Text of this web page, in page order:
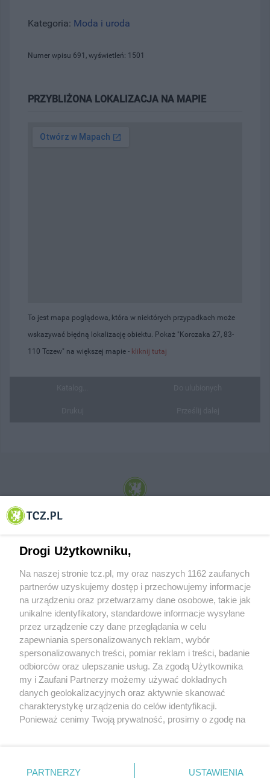
Kategoria: Moda i uroda
Numer wpisu 691, wyświetleń: 1501
PRZYBLIŻONA LOKALIZACJA NA MAPIE
To jest mapa poglądowa, która w niektórych przypadkach może
wskazywać błędną lokalizację obiektu. Pokaż "Korczaka 27, 83-
110 Tczew" na większej mapie - kliknij tutaj
© 2001-2026 Tczew - TCZ.PL Sp. z o.o. Internetowy Serwis Informacyjny Miasta
O FIRMIE POLITYKA PRYWATNOŚCI HOSTING
REKLAMA WSPÓŁPRACA RSS FACEBOOK KONTAKT
Nasze serwisy
Aktualności
Tcz24
Historia miasta
Muzyka i kultura
Archiwum wydarzeń
Zdjęcia miasta
Drogi Użytkowniku,
Na naszej stronie tcz.pl, my oraz naszych 1162 zaufanych
partnerów uzyskujemy dostęp i przechowujemy informacje
na urządzeniu oraz przetwarzamy dane osobowe, takie jak
unikalne identyfikatory, standardowe informacje wysyłane
przez urządzenie czy dane przeglądania w celu
zapewniania spersonalizowanych reklam, wybór
spersonalizowanych treści, pomiar reklam i treści, badanie
odbiorców oraz ulepszanie usług. Za zgodą Użytkownika
my i Zaufani Partnerzy możemy używać dokładnych
danych geolokalizacyjnych oraz aktywnie skanować
charakterystykę urządzenia do celów identyfikacji.
Ponieważ cenimy Twoją prywatność, prosimy o zgodę na
znajdujący się w lewym dolnym rogu strony
. Niektóre
PARTNERZY USTAWIENIA